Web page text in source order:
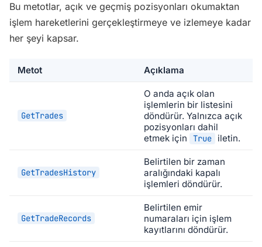
Bu metotlar, açık ve geçmiş pozisyonları okumaktan
işlem hareketlerini gerçekleştirmeye ve izlemeye kadar
her şeyi kapsar.
Metot Açıklama
GetTrades
O anda açık olan
işlemlerin bir listesini
döndürür. Yalnızca açık
pozisyonları dahil
etmek için
True iletin.
GetTradesHistory
Belirtilen bir zaman
aralığındaki kapalı
işlemleri döndürür.
GetTradeRecords
Belirtilen emir
numaraları için işlem
kayıtlarını döndürür.